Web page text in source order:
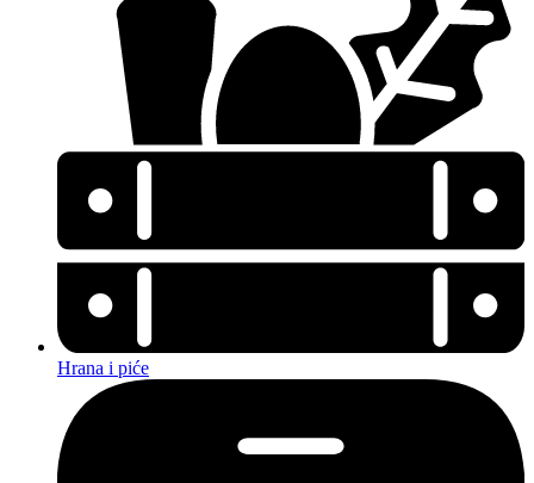
Hrana i piće